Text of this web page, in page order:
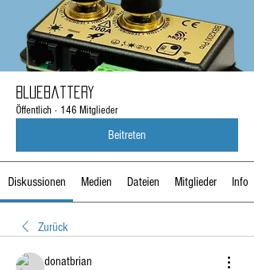
BlueBattery
Öffentlich · 146 Mitglieder
Beitreten
Diskussionen Medien Dateien Mitglieder Info
Zurück
donatbrian